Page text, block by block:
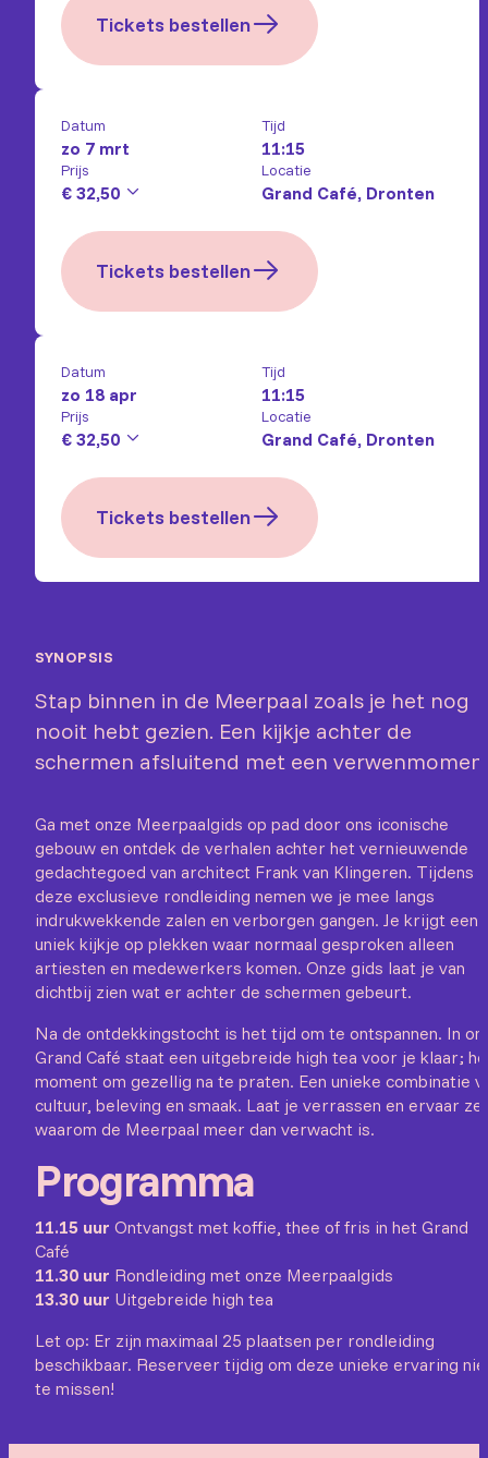
Tickets bestellen
Datum
zo 7 mrt
Tijd
11:15
Prijs
€ 32,50
Locatie
Grand Café, Dronten
Tickets bestellen
Datum
zo 18 apr
Tijd
11:15
Prijs
€ 32,50
Locatie
Grand Café, Dronten
Tickets bestellen
SYNOPSIS
Stap binnen in de Meerpaal zoals je het nog
nooit hebt gezien. Een kijkje achter de
schermen afsluitend met een
Ga met onze Meerpaalgids op pad door ons iconische
gebouw en ontdek de verhalen achter het vernieuwende
gedachtegoed van architect Frank van Klingeren. Tijdens
deze exclusieve rondleiding nemen we je mee langs
indrukwekkende zalen en verborgen gangen. Je krijgt een
uniek kijkje op plekken waar normaal gesproken alleen
artiesten en medewerkers komen. Onze gids laat je van
dichtbij zien wat er achter de schermen gebeurt.
Na de ontdekkingstocht is het tijd om te ontspannen. In
Grand Café staat een uitgebreide high tea voor je klaar;
moment om gezellig na te praten. Een unieke combinatie
cultuur, beleving en smaak. Laat je verrassen en ervaar
waarom de Meerpaal meer dan verwacht is.
Programma
11.15 uur Ontvangst met koffie, thee of fris in het Grand
Café
11.30 uur Rondleiding met onze Meerpaalgids
13.30 uur Uitgebreide high tea
Let op: Er zijn maximaal 25 plaatsen per rondleiding
beschikbaar. Reserveer tijdig om deze unieke ervaring
te missen!